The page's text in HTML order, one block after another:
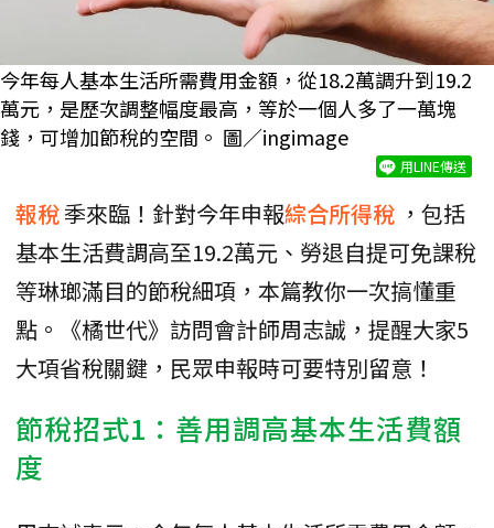
今年每人基本生活所需費用金額，從18.2萬調升到19.2
萬元，是歷次調整幅度最高，等於一個人多了一萬塊
錢，可增加節稅的空間。 圖／ingimage
用LINE傳送
報稅季來臨！針對今年申報綜合所得稅 ，包括
基本生活費調高至19.2萬元、勞退自提可免課稅
等琳瑯滿目的節稅細項，本篇教你一次搞懂重
點。《橘世代》訪問會計師周志誠，提醒大家5
大項省稅關鍵，民眾申報時可要特別留意！
節稅招式1：善用調高基本生活費額
度